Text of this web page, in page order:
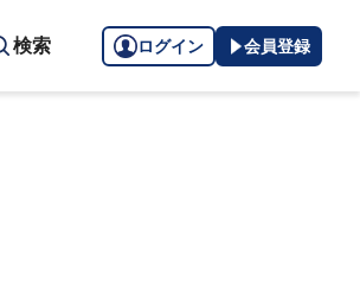
検索 ログイン 会員登録